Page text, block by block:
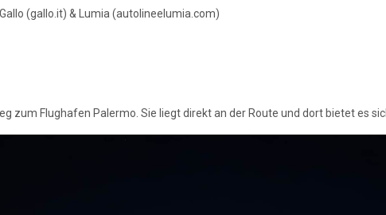
(gallo.it) & Lumia (autolineelumia.com)
zum Flughafen Palermo. Sie liegt direkt an der Route und dort bietet es